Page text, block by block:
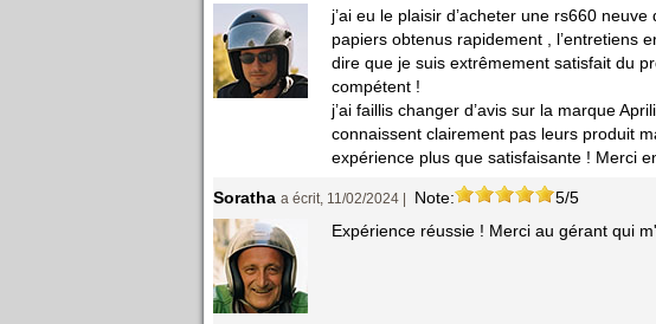
j’ai eu le plaisir d’acheter une rs660
papiers obtenus rapidement , l’entretiens
dire que je suis extrêmement satisfait du
compétent !
j’ai faillis changer d’avis sur la marque
connaissent clairement pas leurs produit
expérience plus que satisfaisante ! Merci
Soratha a écrit, 11/02/2024 | Note:
5/5
Expérience réussie ! Merci au gérant qui